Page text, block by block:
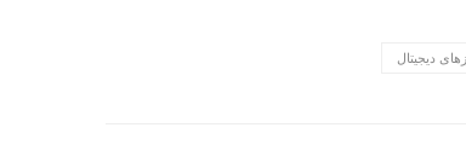
دیجیتال